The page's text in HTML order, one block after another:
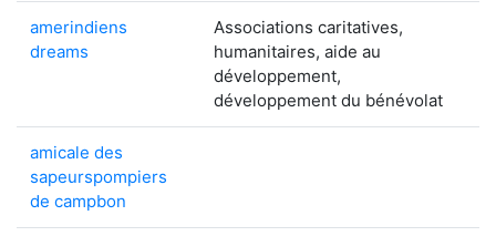
amerindiens
dreams
Associations caritatives,
humanitaires, aide au
développement,
développement du bénévolat
amicale des
sapeurspompiers
de campbon